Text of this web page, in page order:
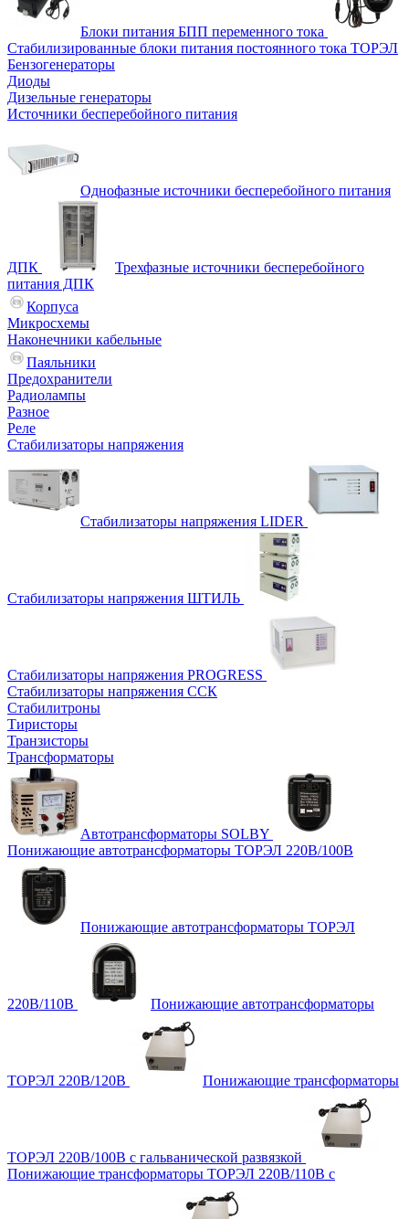
Блоки питания БПП переменного тока
Стабилизированные блоки питания постоянного тока ТОРЭЛ
Бензогенераторы
Диоды
Дизельные генераторы
Источники бесперебойного питания
Однофазные источники бесперебойного питания
ДПК
Трехфазные источники бесперебойного
питания ДПК
Корпуса
Микросхемы
Наконечники кабельные
Паяльники
Предохранители
Радиолампы
Разное
Реле
Стабилизаторы напряжения
Стабилизаторы напряжения LIDER
Стабилизаторы напряжения ШТИЛЬ
Стабилизаторы напряжения PROGRESS
Стабилизаторы напряжения ССК
Стабилитроны
Тиристоры
Транзисторы
Трансформаторы
Автотрансформаторы SOLBY
Понижающие автотрансформаторы ТОРЭЛ 220В/100В
Понижающие автотрансформаторы ТОРЭЛ
220В/110В Понижающие автотрансформаторы
ТОРЭЛ 220В/120В Понижающие трансформаторы
ТОРЭЛ 220В/100В с гальванической развязкой
Понижающие трансформаторы ТОРЭЛ 220В/110В с